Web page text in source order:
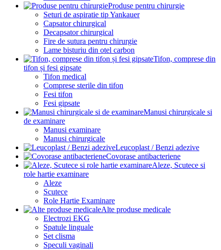
Produse pentru chirurgie
Seturi de aspiratie tip Yankauer
Capsator chirurgical
Decapsator chirurgical
Fire de sutura pentru chirurgie
Lame bisturiu din otel carbon
Tifon, comprese din
tifon și fesi gipsate
Tifon medical
Comprese sterile din tifon
Fesi tifon
Fesi gipsate
Manusi chirurgicale si
de examinare
Manusi examinare
Manusi chirurgicale
Leucoplast / Benzi adezive
Covorase antibacteriene
Aleze, Scutece si
role hartie examinare
Aleze
Scutece
Role Hartie Examinare
Alte produse medicale
Electrozi EKG
Spatule linguale
Set clisma
Speculi vaginali